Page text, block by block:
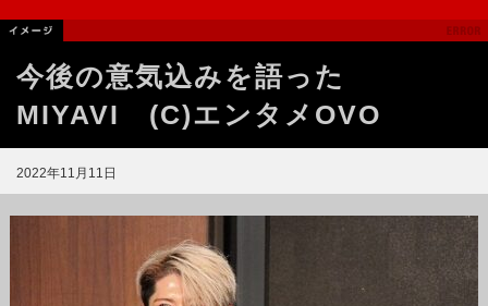
今後の意気込みを語った
MIYAVI (C)エンタメOVO
2022年11月11日